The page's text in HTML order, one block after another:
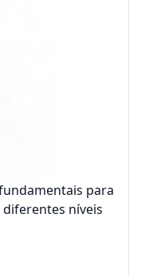
para
níveis